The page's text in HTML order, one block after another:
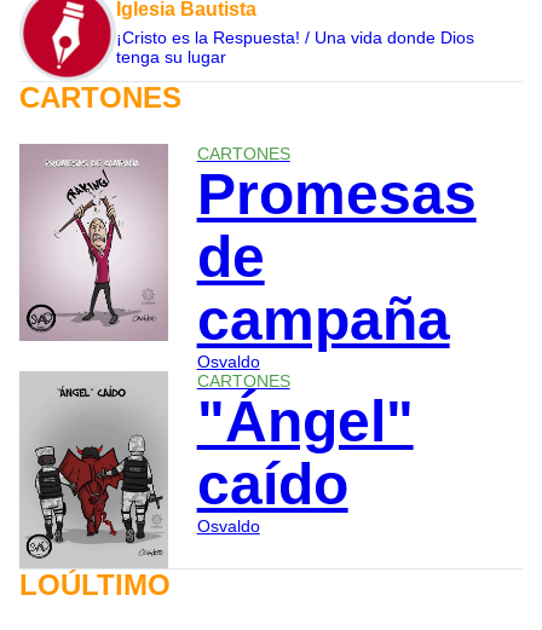
Iglesia Bautista
¡Cristo es la Respuesta! / Una vida donde Dios
tenga su lugar
CARTONES
CARTONES
Promesas
de
campaña
Osvaldo
CARTONES
"Ángel"
caído
Osvaldo
LOÚLTIMO